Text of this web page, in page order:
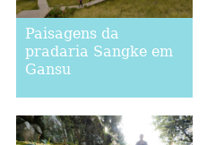
Paisagens da
pradaria Sangke em
Gansu